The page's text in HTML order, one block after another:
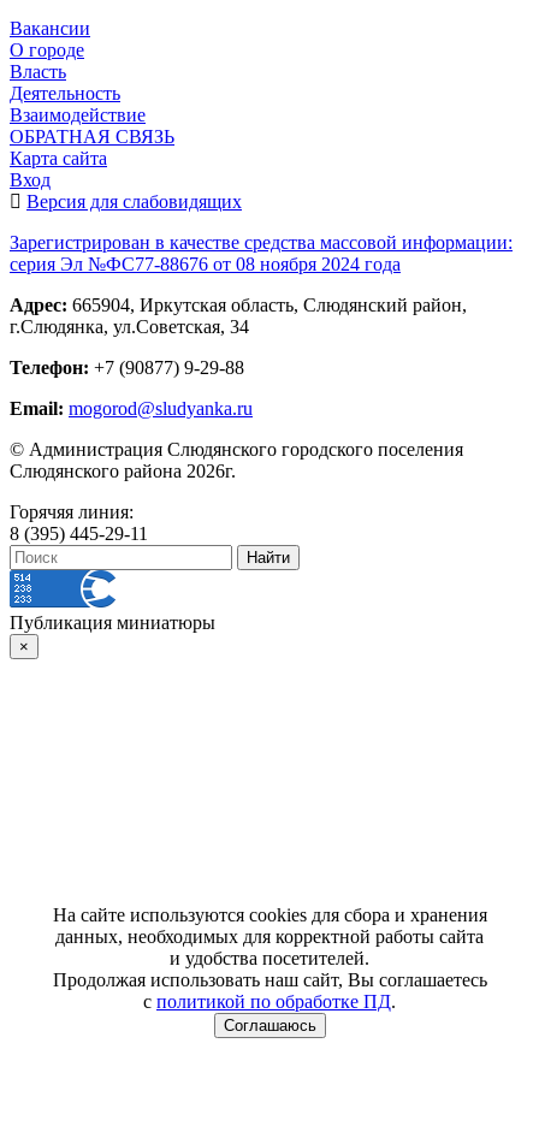
Вакансии
О городе
Власть
Деятельность
Взаимодействие
ОБРАТНАЯ СВЯЗЬ
Карта сайта
Вход
Версия для слабовидящих
Зарегистрирован в качестве средства массовой информации:
серия Эл №ФС77-88676 от 08 ноября 2024 года
Адрес: 665904, Иркутская область, Слюдянский район,
г.Слюдянка, ул.Советская, 34
Телефон: +7 (90877) 9-29-88
Email: mogorod@sludyanka.ru
© Администрация Слюдянского городского поселения
Слюдянского района 2026г.
Горячяя линия:
8 (395) 445-29-11
Публикация миниатюры
×
На сайте используются cookies для сбора и хранения
данных, необходимых для корректной работы сайта
и удобства посетителей.
Продолжая использовать наш сайт, Вы соглашаетесь
с политикой по обработке ПД.
Соглашаюсь